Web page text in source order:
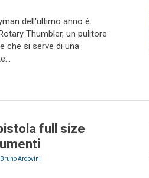
dell'ultimo anno è
Thumbler, un pulitore
che si serve di una
full size
Bruno Ardovini